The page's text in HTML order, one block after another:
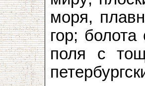
моря,
гор;
поля с